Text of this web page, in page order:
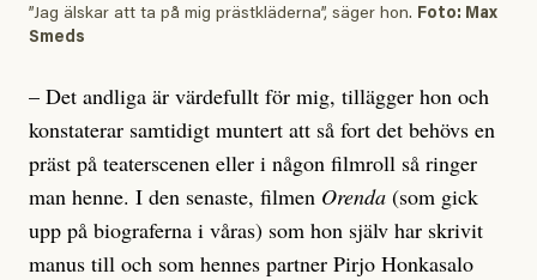
”Jag älskar att ta på mig prästkläderna”, säger hon. Foto: Max
Smeds
– Det andliga är värdefullt för mig, tillägger hon och
konstaterar samtidigt muntert att så fort det behövs en
präst på teaterscenen eller i någon filmroll så ringer
man henne. I den senaste, filmen Orenda (som gick
upp på biograferna i våras) som hon själv har skrivit
manus till och som hennes partner Pirjo Honkasalo